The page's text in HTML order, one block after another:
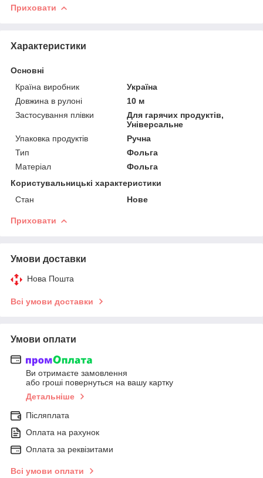
Приховати
Характеристики
Основні
Країна виробник
Україна
Довжина в рулоні
10 м
Застосування плівки
Для гарячих продуктів,
Універсальне
Упаковка продуктів
Ручна
Тип
Фольга
Матеріал
Фольга
Користувальницькі характеристики
Стан
Нове
Приховати
Умови доставки
Нова Пошта
Всі умови доставки
Умови оплати
Ви отримаєте замовлення
або гроші повернуться на вашу картку
Детальніше
Післяплата
Оплата на рахунок
Оплата за реквізитами
Всі умови оплати